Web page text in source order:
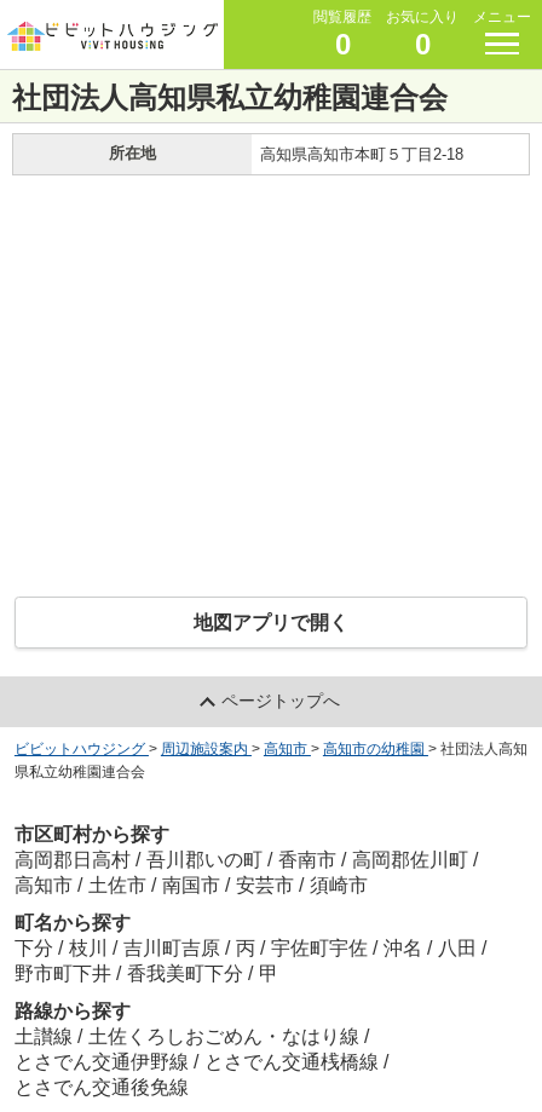
閲覧履歴
0
お気に入り
0
メニュー
社団法人高知県私立幼稚園連合会
所在地 高知県高知市本町５丁目2-18
地図アプリで開く
ページトップへ
ビビットハウジング > 周辺施設案内 > 高知市 > 高知市の幼稚園 > 社団法人高知
県私立幼稚園連合会
市区町村から探す
高岡郡日高村 / 吾川郡いの町 / 香南市 / 高岡郡佐川町 /
高知市 / 土佐市 / 南国市 / 安芸市 / 須崎市
町名から探す
下分 / 枝川 / 吉川町吉原 / 丙 / 宇佐町宇佐 / 沖名 / 八田 /
野市町下井 / 香我美町下分 / 甲
路線から探す
土讃線 / 土佐くろしおごめん・なはり線 /
とさでん交通伊野線 / とさでん交通桟橋線 /
とさでん交通後免線